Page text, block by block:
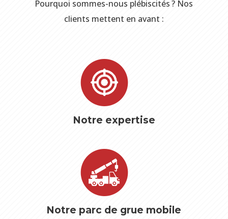
Pourquoi sommes-nous plébiscités ? Nos
clients mettent en avant :
Notre expertise
Notre parc de grue mobile